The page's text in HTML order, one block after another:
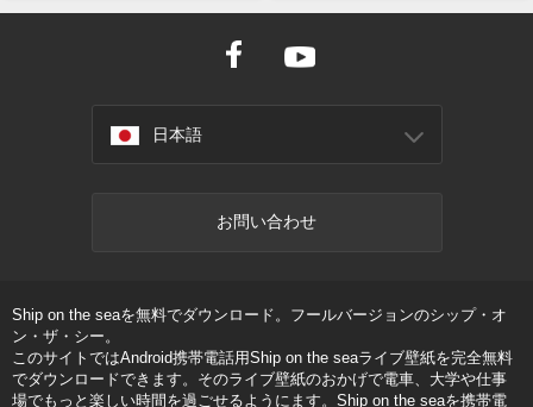
日本語
お問い合わせ
Ship on the seaを無料でダウンロード。フールバージョンのシップ・オ
ン・ザ・シー。
このサイトではAndroid携帯電話用Ship on the seaライブ壁紙を完全無料
でダウンロードできます。そのライブ壁紙のおかげで電車、大学や仕事
場でもっと楽しい時間を過ごせるようにます。Ship on the seaを携帯電